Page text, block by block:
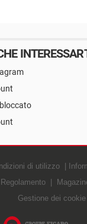
di utilizzo
Regolamento
Gestione dei cookie